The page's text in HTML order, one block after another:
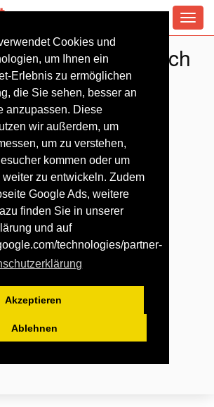
Cookies und
um Ihnen ein
Erlebnis zu ermöglichen
die Sie sehen, besser an
anzupassen. Diese
wir außerdem, um
um zu verstehen,
kommen oder um
zu entwickeln. Zudem
Google Ads, weitere
finden Sie in unserer
und auf
technologies/partner-
Akzeptieren
Ablehnen
in Bad Kreuznach